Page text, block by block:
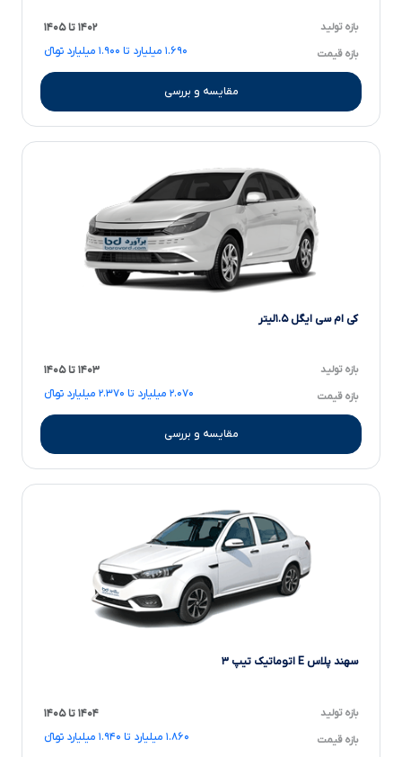
بازه تولید ۱۴۰۲ تا ۱۴۰۵
بازه قیمت ۱.۶۹۰ میلیارد تا ۱.۹۰۰ میلیارد تومانءءء
مقایسه و بررسی
کی ام سی ایگل ۱.۵لیتر
بازه تولید ۱۴۰۳ تا ۱۴۰۵
بازه قیمت ۲.۰۷۰ میلیارد تا ۲.۳۷۰ میلیارد تومانءءء
مقایسه و بررسی
سهند پلاس E اتوماتیک تیپ ۳
بازه تولید ۱۴۰۴ تا ۱۴۰۵
بازه قیمت ۱.۸۶۰ میلیارد تا ۱.۹۴۰ میلیارد تومانءءء